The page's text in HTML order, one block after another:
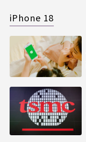
iPhone 18